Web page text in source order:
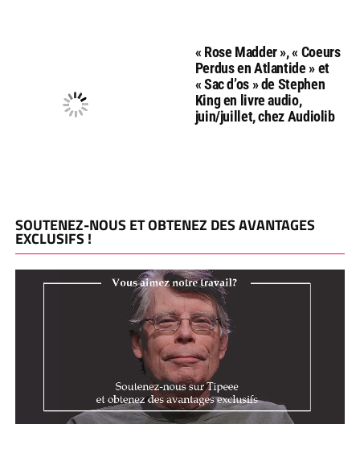
« Rose Madder », « Coeurs
Perdus en Atlantide » et
« Sac d’os » de Stephen
King en livre audio,
juin/juillet, chez Audiolib
SOUTENEZ-NOUS ET OBTENEZ DES AVANTAGES
EXCLUSIFS !